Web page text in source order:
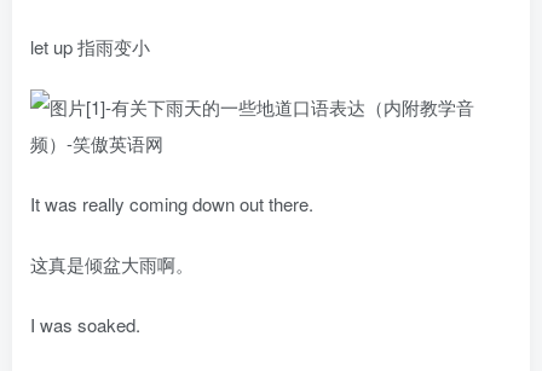
let up 指雨变小
It was really coming down out there.
这真是倾盆大雨啊。
I was soaked.